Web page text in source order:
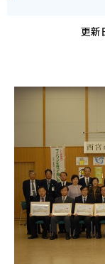
更新